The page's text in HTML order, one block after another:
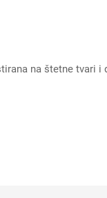
na štetne tvari i